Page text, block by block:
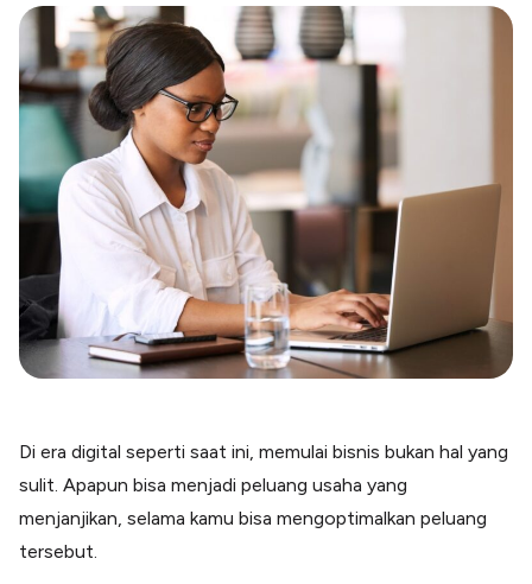
Paper XB
Bayar luar negeri pakai kartu kredit
Kartu Kredit Bisnis
Paper Card
Satu kartu untuk bisnis & personal
Paper Horizon
Kartu korporat expense terlengkap
Solusi Industri
Food & Beverages
Kelola Multi Outlet & Supplier
Konstruksi
Terima Pembayaran Instan Dan CC
Blog
Kumpulan tips dan informasi bisnis
Di era digital seperti saat ini, memulai bisnis bukan hal yang
sulit. Apapun bisa menjadi peluang usaha yang
menjanjikan, selama kamu bisa mengoptimalkan peluang
tersebut.